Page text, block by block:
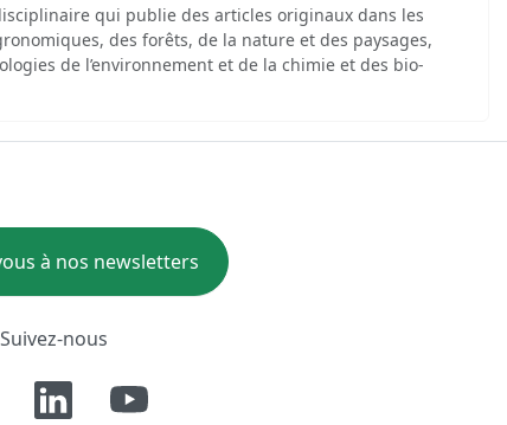
qui publie des articles originaux dans les
des forêts, de la nature et des paysages,
de l’environnement et de la chimie et des bio-
à nos newsletters
Suivez-nous